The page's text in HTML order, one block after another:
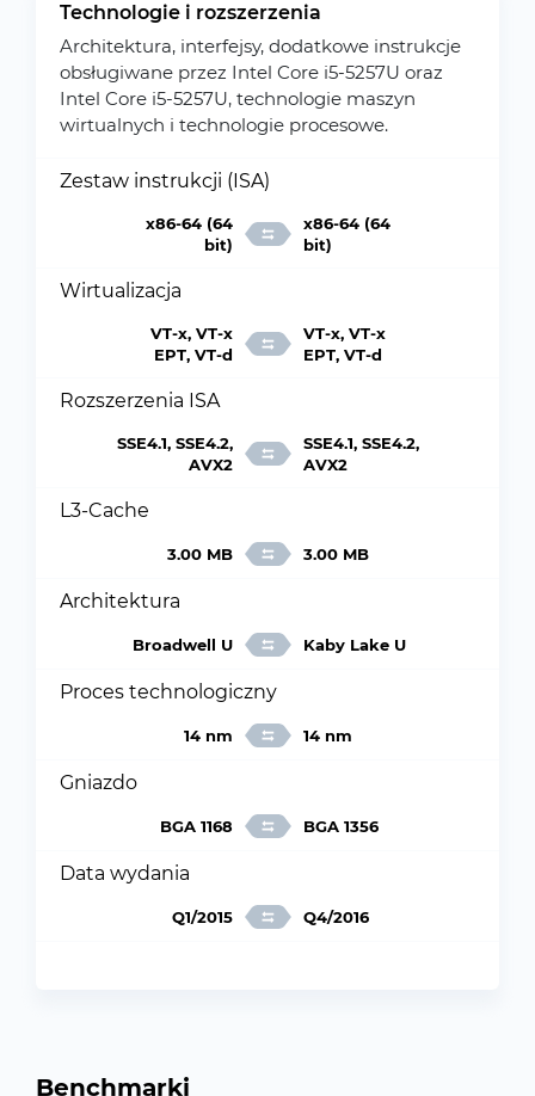
Technologie i rozszerzenia
Architektura, interfejsy, dodatkowe instrukcje
obsługiwane przez Intel Core i5-5257U oraz
Intel Core i5-5257U, technologie maszyn
wirtualnych i technologie procesowe.
Zestaw instrukcji (ISA)
x86-64 (64
bit)
x86-64 (64
bit)
Wirtualizacja
VT-x, VT-x
EPT, VT-d
VT-x, VT-x
EPT, VT-d
Rozszerzenia ISA
SSE4.1, SSE4.2,
AVX2
SSE4.1, SSE4.2,
AVX2
L3-Cache
3.00 MB 3.00 MB
Architektura
Broadwell U Kaby Lake U
Proces technologiczny
14 nm 14 nm
Gniazdo
BGA 1168 BGA 1356
Data wydania
Q1/2015 Q4/2016
Benchmarki